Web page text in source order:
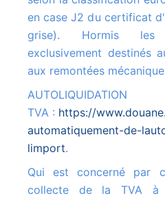
en case J2 du certificat
grise). Hormis les
exclusivement destinés
aux remontées
AUTOLIQUIDATION
TVA : https://
automatiquement-de-
limport.
Qui est concerné par cette démarche ? La
collecte de la TVA à